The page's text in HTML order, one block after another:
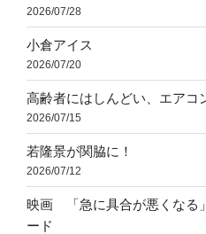
2026/07/28
小倉アイス
2026/07/20
高齢者にはしんどい、エアコ
2026/07/15
若隆景が関脇に！
2026/07/12
映画 「急に具合が悪くなる
ード